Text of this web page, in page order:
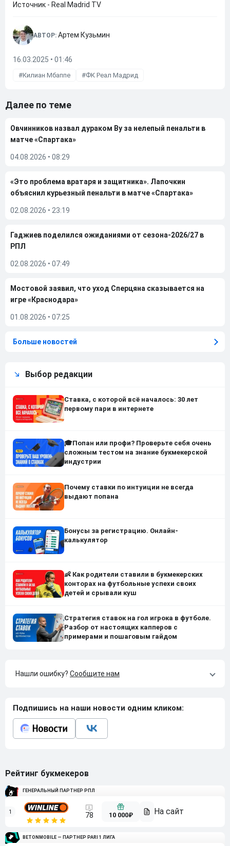
Источник - Real Madrid TV
АВТОР: Артем Кузьмин
16.03.2025 • 01:46
Килиан Мбаппе ФК Реал Мадрид
Далее по теме
Овчинников назвал дураком Ву за нелепый пенальти в
матче «Спартака»
04.08.2026 • 08:29
«Это проблема вратаря и защитника». Лапочкин
объяснил курьезный пенальти в матче «Спартака»
02.08.2026 • 23:19
Гаджиев поделился ожиданиями от сезона-2026/27 в
РПЛ
02.08.2026 • 07:49
Мостовой заявил, что уход Сперцяна сказывается на
игре «Краснодара»
01.08.2026 • 07:25
Больше новостей
Выбор редакции
Ставка, с которой всё началось: 30 лет
первому пари в интернете
🎓Попан или профи? Проверьте себя очень
сложным тестом на знание букмекерской
индустрии
Почему ставки по интуиции не всегда
выдают попана
Бонусы за регистрацию. Онлайн-
калькулятор
👶 Как родители ставили в букмекерских
конторах на футбольные успехи своих
детей и срывали куш
Стратегия ставок на гол игрока в футболе.
Разбор от настоящих капперов с
примерами и пошаговым гайдом
Нашли ошибку? Сообщите нам
Подпишись на наши новости одним кликом:
Рейтинг букмекеров
ГЕНЕРАЛЬНЫЙ ПАРТНЕР РПЛ
1 78 10 000₽
BETONMOBILE — ПАРТНЕР PARI 1 ЛИГА